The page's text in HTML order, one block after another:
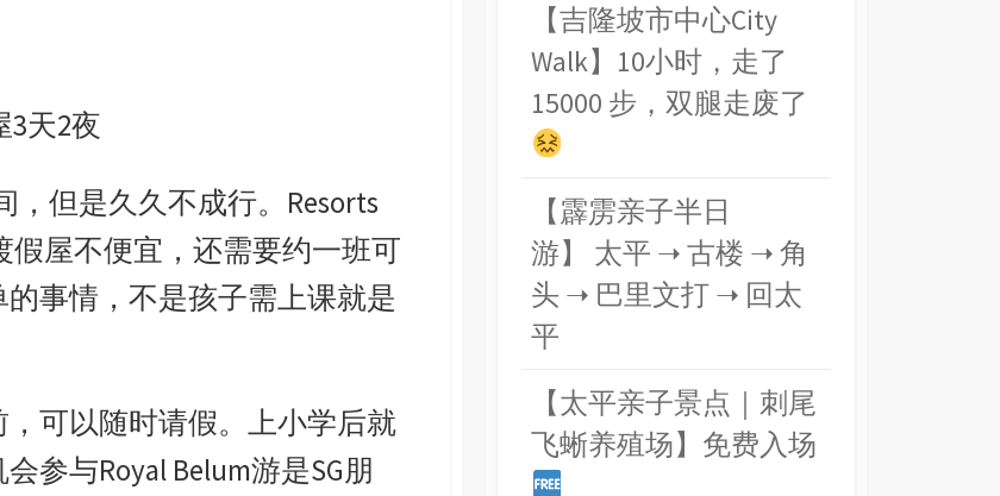
3天2夜
，但是久久不成行。 Resorts
假屋不便宜，还需要约一班可
事情，不是孩子需上课就是
可以随时请假。上小学后就
会参与Royal Belum游是SG朋
【吉隆坡市中心City
Walk】10小时，走了
15000 步，双腿走废了
【霹雳亲子半日
游】 太平 ➝ 古楼 ➝ 角
头 ➝ 巴里文打 ➝ 回太
平
【太平亲子景点｜刺尾
飞蜥养殖场】免费入场